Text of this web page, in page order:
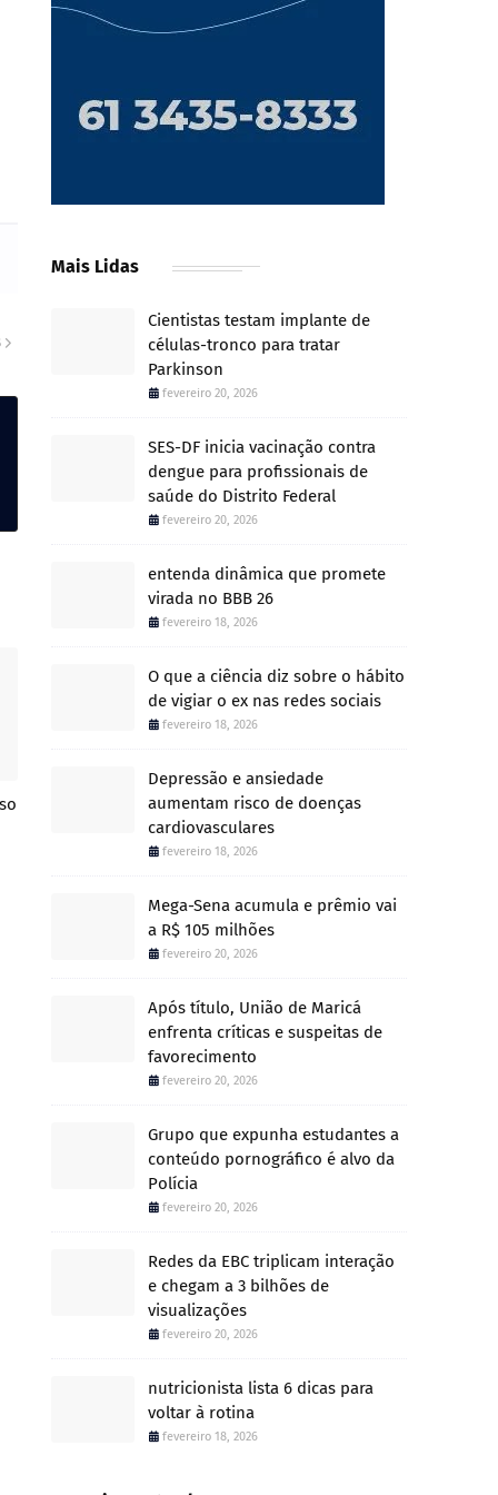
Mais Lidas
Cientistas testam implante de
células-tronco para tratar
Parkinson
fevereiro 20, 2026
SES-DF inicia vacinação contra
dengue para profissionais de
saúde do Distrito Federal
fevereiro 20, 2026
entenda dinâmica que promete
virada no BBB 26
fevereiro 18, 2026
O que a ciência diz sobre o hábito
de vigiar o ex nas redes sociais
fevereiro 18, 2026
Depressão e ansiedade
aumentam risco de doenças
cardiovasculares
fevereiro 18, 2026
Mega-Sena acumula e prêmio vai
a R$ 105 milhões
fevereiro 20, 2026
Após título, União de Maricá
enfrenta críticas e suspeitas de
favorecimento
fevereiro 20, 2026
Grupo que expunha estudantes a
conteúdo pornográfico é alvo da
Polícia
fevereiro 20, 2026
Redes da EBC triplicam interação
e chegam a 3 bilhões de
visualizações
fevereiro 20, 2026
nutricionista lista 6 dicas para
voltar à rotina
fevereiro 18, 2026